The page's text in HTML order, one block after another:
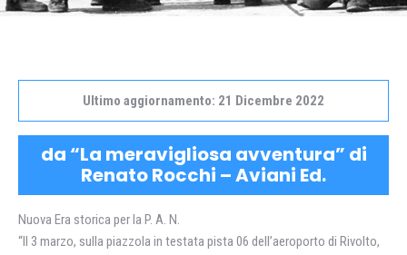
Ultimo aggiornamento: 21 Dicembre 2022
da “La meravigliosa avventura” di
Renato Rocchi – Aviani Ed.
Nuova Era storica per la P. A. N.
“Il 3 marzo, sulla piazzola in testata pista 06 dell’aeroporto di Rivolto,